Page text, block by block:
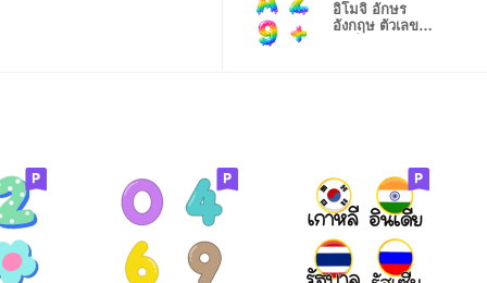
อิโมจิ อักษร
อังกฤษ ตัวเลข